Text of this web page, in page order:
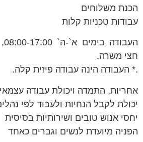
הכנת משלוחים
עבודות טכניות קלות
חצי משרה.
.* העבודה הינה עבודה פיזית קלה.
אחריות, התמדה ויכולת עבודה
יכולת לקבל הנחיות ולעבוד לפי
יחסי אנוש טובים ושירותיות בסיסית
הפניה מיועדת לנשים וגברים כאחד